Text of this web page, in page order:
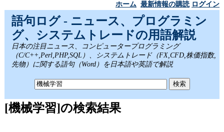
ホーム 最新情報の購読 ログイン
語句ログ - ニュース、プログラミン
グ、システムトレードの用語解説
日本の注目ニュース、コンピュータープログラミング
（C/C++,Perl,PHP,SQL）、システムトレード（FX,CFD,株価指数,
先物）に関する語句（Word）を日本語や英語で解説
[機械学習]の検索結果